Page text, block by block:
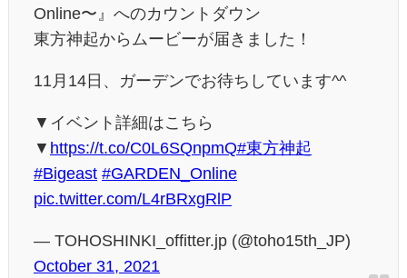
Online〜』へのカウントダウン
東方神起からムービーが届きました！
11月14日、ガーデンでお待ちしています^^
▼イベント詳細はこちら
▼ https://t.co/C0L6SQnpmQ#東方神起
#Bigeast #GARDEN_Online
pic.twitter.com/L4rBRxgRlP
— TOHOSHINKI_offitter.jp (@toho15th_JP)
October 31, 2021